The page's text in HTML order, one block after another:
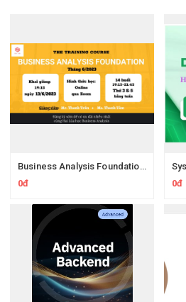
Business Analysis Foundation Của Hai Lúa Business Analysis
0đ
0đ